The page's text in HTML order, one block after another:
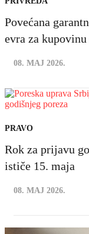
Povećana
evra za
08. MAJ 2026.
PRAVO
Rok za prijavu
ističe 15. maja
08. MAJ 2026.